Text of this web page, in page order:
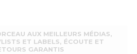
AUX MEILLEURS MÉDIAS,
ET LABELS, ÉCOUTE ET
GARANTIS